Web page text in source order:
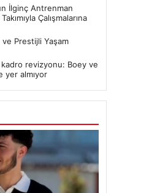
İlginç Antrenman
Çalışmalarına
ve Prestijli Yaşam
kadro revizyonu: Boey ve
yer almıyor